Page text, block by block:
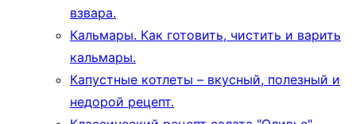
взвара.
Кальмары. Как готовить, чистить и варить
кальмары.
Капустные котлеты – вкусный, полезный и
недорой рецепт.